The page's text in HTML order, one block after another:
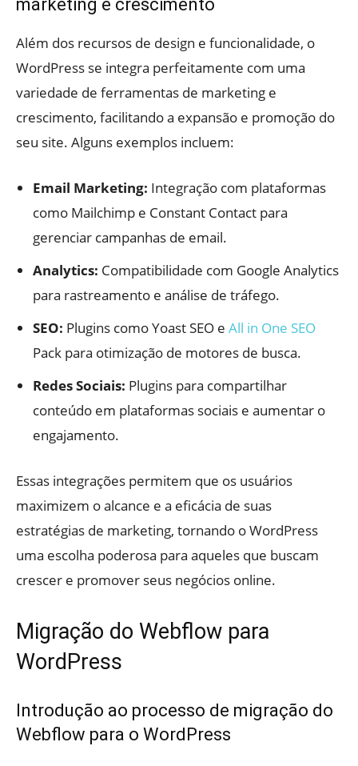
marketing e crescimento
Além dos recursos de design e funcionalidade, o
WordPress se integra perfeitamente com uma
variedade de ferramentas de marketing e
crescimento, facilitando a expansão e promoção do
seu site. Alguns exemplos incluem:
Email Marketing: Integração com plataformas
como Mailchimp e Constant Contact para
gerenciar campanhas de email.
Analytics: Compatibilidade com Google Analytics
para rastreamento e análise de tráfego.
SEO: Plugins como Yoast SEO e All in One SEO
Pack para otimização de motores de busca.
Redes Sociais: Plugins para compartilhar
conteúdo em plataformas sociais e aumentar o
engajamento.
Essas integrações permitem que os usuários
maximizem o alcance e a eficácia de suas
estratégias de marketing, tornando o WordPress
uma escolha poderosa para aqueles que buscam
crescer e promover seus negócios online.
Migração do Webflow para
WordPress
Introdução ao processo de migração do
Webflow para o WordPress